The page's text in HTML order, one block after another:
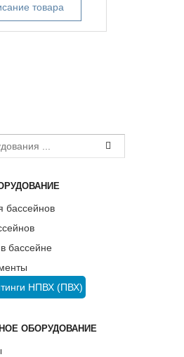
товара
бассейнов
бассейне
НПВХ (ПВХ)
ОБОРУДОВАНИЕ